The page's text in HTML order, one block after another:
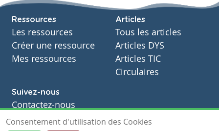
Ressources
Les ressources
Créer une ressource
Mes ressources
Articles
Tous les articles
Articles DYS
Articles TIC
Circulaires
Suivez-nous
Contactez-nous
Soutien scolaire
Consentement d'utilisation des Cookies